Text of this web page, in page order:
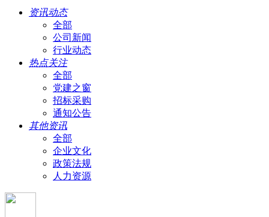
资讯动态
全部
公司新闻
行业动态
热点关注
全部
党建之窗
招标采购
通知公告
其他资讯
全部
企业文化
政策法规
人力资源